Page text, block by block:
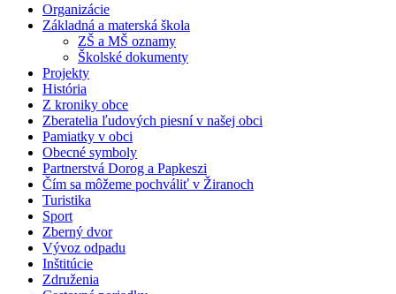
Organizácie
Základná a materská škola
ZŠ a MŠ oznamy
Školské dokumenty
Projekty
História
Z kroniky obce
Zberatelia ľudových piesní v našej obci
Pamiatky v obci
Obecné symboly
Partnerstvá Dorog a Papkeszi
Čím sa môžeme pochváliť v Žiranoch
Turistika
Sport
Zberný dvor
Vývoz odpadu
Inštitúcie
Združenia